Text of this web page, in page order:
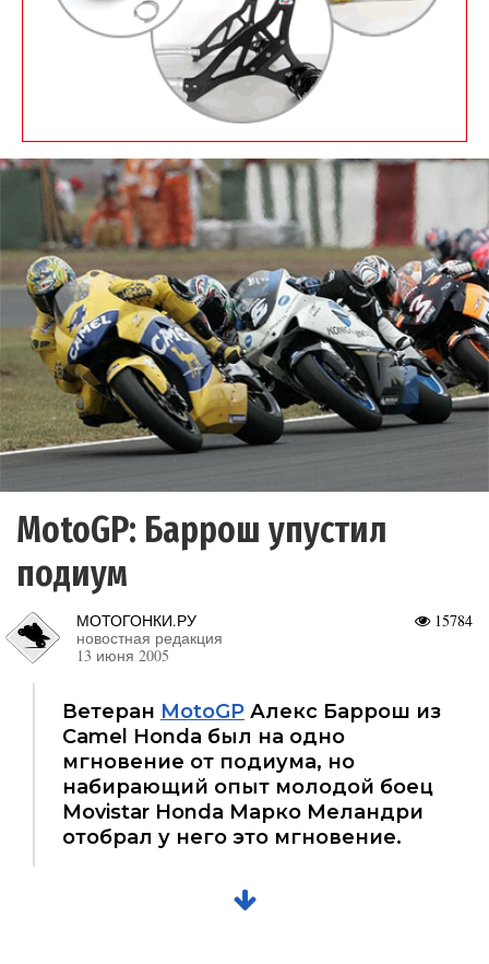
MotoGP: Баррош упустил
подиум
15784
МОТОГОНКИ.РУ
новостная редакция
13 июня 2005
Ветеран MotoGP Алекс Баррош из
Camel Honda был на одно
мгновение от подиума, но
набирающий опыт молодой боец
Movistar Honda Марко Меландри
отобрал у него это мгновение.